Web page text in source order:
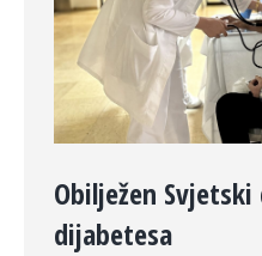
Obilježen
dijabetesa